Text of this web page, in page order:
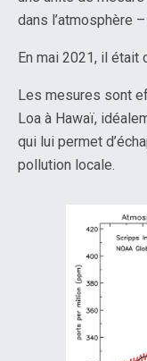
dans l’atmosphère
En mai 2021, il était
Les mesures sont
Loa à Hawaï,
qui lui permet
pollution locale.